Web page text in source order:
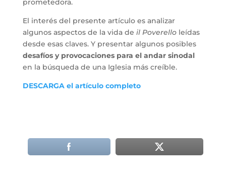
prometedora.
El interés del presente artículo es analizar
algunos aspectos de la vida de il Poverelloleídas
desde esas claves. Y presentar algunos posibles
desafíos y provocaciones para el andar sinodal
en la búsqueda de una Iglesia más creíble.
DESCARGA el artículo completo